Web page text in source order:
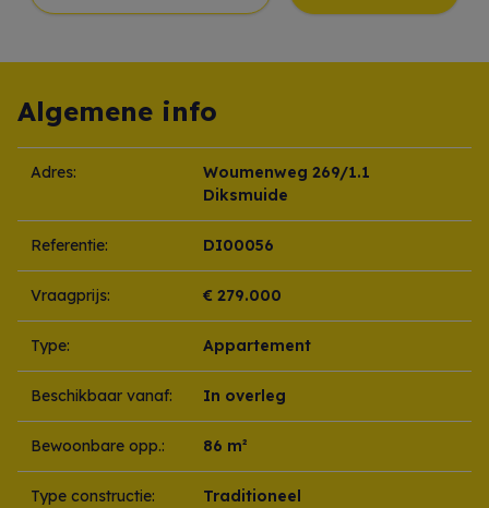
Algemene info
Adres:
Woumenweg 269/1.1
Diksmuide
Referentie: DI00056
Vraagprijs: € 279.000
Type: Appartement
Beschikbaar vanaf: In overleg
Bewoonbare opp.: 86 m²
Type constructie: Traditioneel